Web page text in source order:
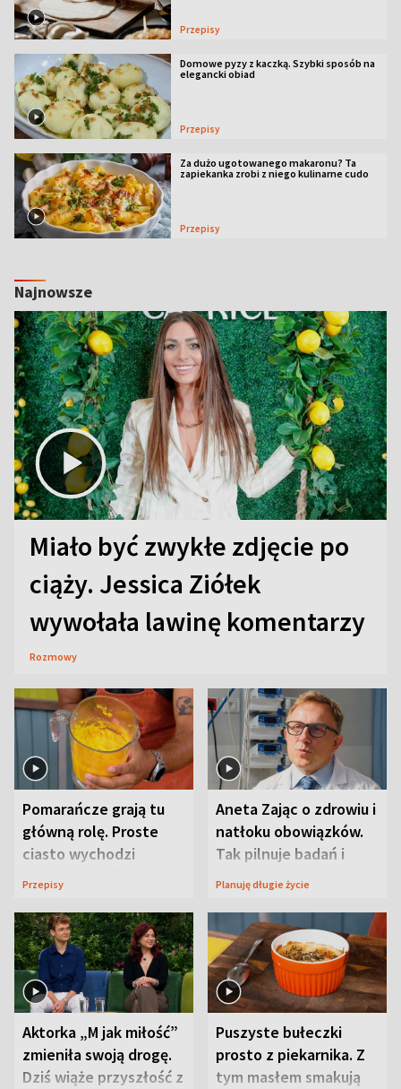
Przepisy
Domowe pyzy z kaczką. Szybki sposób na
elegancki obiad
Przepisy
Za dużo ugotowanego makaronu? Ta
zapiekanka zrobi z niego kulinarne cudo
Przepisy
Najnowsze
Miało być zwykłe zdjęcie po
ciąży. Jessica Ziółek
wywołała lawinę komentarzy
Rozmowy
Pomarańcze grają tu
główną rolę. Proste
ciasto wychodzi
wyjątkowo wilgotne
Przepisy
Aneta Zając o zdrowiu i
natłoku obowiązków.
Tak pilnuje badań i
wizyt
Planuję długie życie
Aktorka „M jak miłość”
zmieniła swoją drogę.
Dziś wiąże przyszłość z
Puszyste bułeczki
prosto z piekarnika. Z
tym masłem smakują